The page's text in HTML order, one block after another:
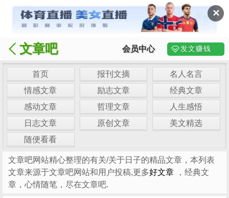
✕
文章吧 会员中心 发文赚钱
首页 报刊文摘
名人名言
情感文章
励志文章
经典文章
感动文章
哲理文章
人生感悟
日志文章
原创文章
美文精选
随便看看
文章吧网站精心整理的有关/关于日子的精品文章，本列表
文章来源于文章吧网站和用户投稿,更多好文章
，经典文
章，心情随笔，尽在文章吧.